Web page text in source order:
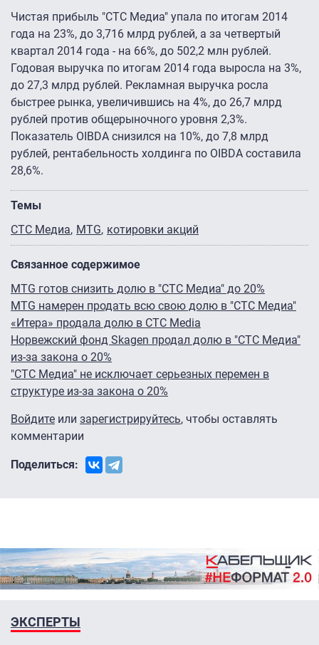
Чистая прибыль "СТС Медиа" упала по итогам 2014
года на 23%, до 3,716 млрд рублей, а за четвертый
квартал 2014 года - на 66%, до 502,2 млн рублей.
Годовая выручка по итогам 2014 года выросла на 3%,
до 27,3 млрд рублей. Рекламная выручка росла
быстрее рынка, увеличившись на 4%, до 26,7 млрд
рублей против общерыночного уровня 2,3%.
Показатель OIBDA снизился на 10%, до 7,8 млрд
рублей, рентабельность холдинга по OIBDA составила
28,6%.
Темы
СТС Медиа MTG котировки акций
Связанное содержимое
MTG готов снизить долю в "СТС Медиа" до 20%
MTG намерен продать всю свою долю в "CTC Медиа"
«Итера» продала долю в СТС Media
Норвежский фонд Skagen продал долю в "СТС Медиа"
из-за закона о 20%
"СТС Медиа" не исключает серьезных перемен в
структуре из-за закона о 20%
Войдите или зарегистрируйтесь, чтобы оставлять
комментарии
Поделиться:
ЭКСПЕРТЫ